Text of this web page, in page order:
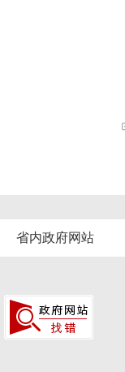
省内政府网站